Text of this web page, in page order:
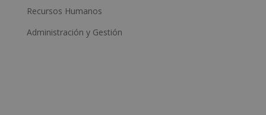
Recursos Humanos
Administración y Gestión